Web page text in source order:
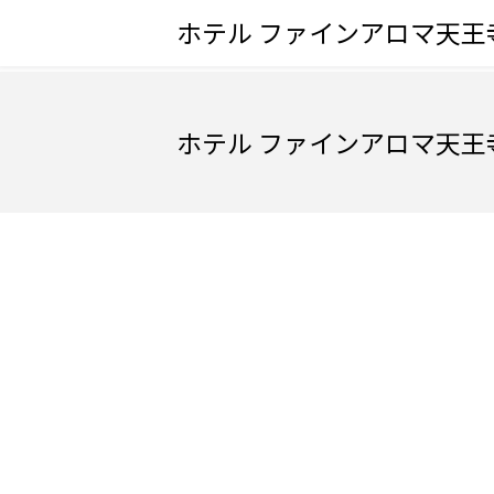
ホテル ファインアロマ天王
ホテル ファインアロマ天王